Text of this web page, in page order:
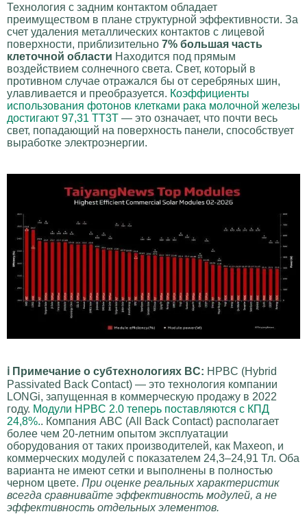
Технология с задним контактом обладает
преимуществом в плане структурной эффективности. За
счет удаления металлических контактов с лицевой
поверхности, приблизительно 7% большая часть
клеточной области Находится под прямым
воздействием солнечного света. Свет, который в
противном случае отражался бы от серебряных шин,
улавливается и преобразуется. Коэффициенты
использования фотонов клетками рака молочной железы
достигают 97,31 ТТ3Т — это означает, что почти весь
свет, попадающий на поверхность панели, способствует
выработке электроэнергии.
ℹ️ Примечание о субтехнологиях BC: HPBC (Hybrid
Passivated Back Contact) — это технология компании
LONGi, запущенная в коммерческую продажу в 2022
году. Модули HPBC 2.0 теперь поставляются с КПД
24,8%.. Компания ABC (All Back Contact) располагает
более чем 20-летним опытом эксплуатации
оборудования от таких производителей, как Maxeon, и
коммерческих модулей с показателем 24,3–24,91 Тл. Оба
варианта не имеют сетки и выполнены в полностью
черном цвете. При оценке реальных характеристик
всегда сравнивайте эффективность модулей, а не
эффективность отдельных элементов.